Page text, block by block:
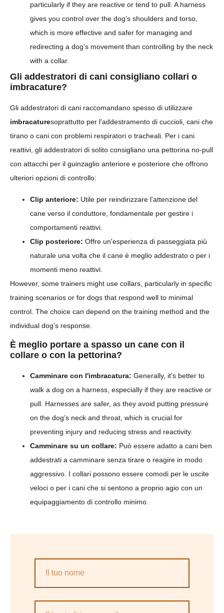
particularly if they are reactive or tend to pull. A harness
gives you control over the dog’s shoulders and torso,
which is more effective and safer for managing and
redirecting a dog’s movement than controlling by the neck
with a collar.
Gli addestratori di cani consigliano collari o
imbracature?
Gli addestratori di cani raccomandano spesso di utilizzare
imbracaturesoprattutto per l'addestramento di cuccioli, cani che
tirano o cani con problemi respiratori o tracheali. Per i cani
reattivi, gli addestratori di solito consigliano una pettorina no-pull
con attacchi per il guinzaglio anteriore e posteriore che offrono
ulteriori opzioni di controllo:
Clip anteriore: Utile per reindirizzare l'attenzione del
cane verso il conduttore, fondamentale per gestire i
comportamenti reattivi.
Clip posteriore: Offre un'esperienza di passeggiata più
naturale una volta che il cane è meglio addestrato o per i
momenti meno reattivi.
However, some trainers might use collars, particularly in specific
training scenarios or for dogs that respond well to minimal
control. The choice can depend on the training method and the
individual dog’s response.
È meglio portare a spasso un cane con il
collare o con la pettorina?
Camminare con l'imbracatura: Generally, it’s better to
walk a dog on a harness, especially if they are reactive or
pull. Harnesses are safer, as they avoid putting pressure
on the dog’s neck and throat, which is crucial for
preventing injury and reducing stress and reactivity.
Camminare su un collare: Può essere adatto a cani ben
addestrati a camminare senza tirare o reagire in modo
aggressivo. I collari possono essere comodi per le uscite
veloci o per i cani che si sentono a proprio agio con un
equipaggiamento di controllo minimo.